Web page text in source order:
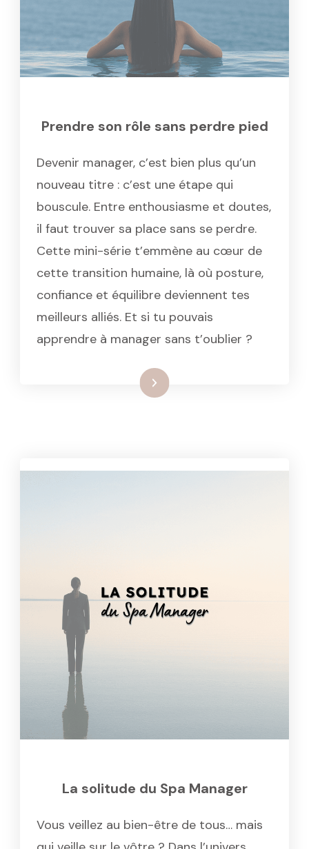
Prendre son rôle sans perdre pied
Devenir manager, c’est bien plus qu’un
nouveau titre : c’est une étape qui
bouscule. Entre enthousiasme et doutes,
il faut trouver sa place sans se perdre.
Cette mini-série t’emmène au cœur de
cette transition humaine, là où posture,
confiance et équilibre deviennent tes
meilleurs alliés. Et si tu pouvais
apprendre à manager sans t’oublier ?
Lire la suite: Prendre son rôle sans
La solitude du Spa Manager
Vous veillez au bien-être de tous… mais